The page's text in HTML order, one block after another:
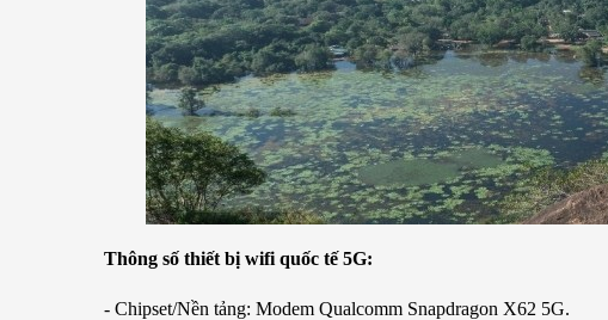
Thông số thiết bị wifi quốc tế 5G:
- Chipset/Nền tảng: Modem Qualcomm Snapdragon X62 5G.